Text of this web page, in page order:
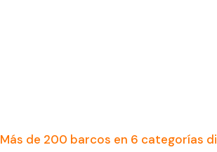
Más de 200 barcos en 6 categorías